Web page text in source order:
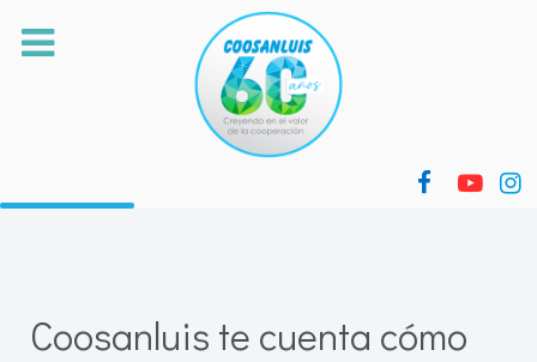
Coosanluis te cuenta cómo